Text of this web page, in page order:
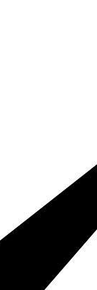
Sociales ante
Ruba Kaloti
(Movimiento